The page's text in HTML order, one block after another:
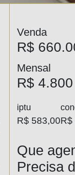
Venda
R$
Mensal
R$ 4.800
iptu
R$ 583,00R$
Que
Precisa